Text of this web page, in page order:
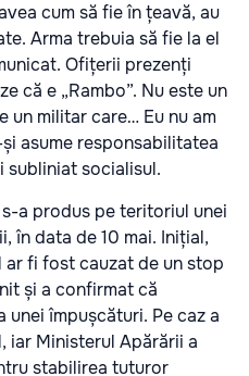
cum să fie în țeavă, au
Arma trebuia să fie la el
Ofițerii prezenți
că e „Rambo”. Nu este un
un militar care… Eu nu am
asume responsabilitatea
subliniat socialisul.
a produs pe teritoriul unei
în data de 10 mai. Inițial,
fi fost cauzat de un stop
și a confirmat că
unei împușcături. Pe caz a
iar Ministerul Apărării a
stabilirea tuturor